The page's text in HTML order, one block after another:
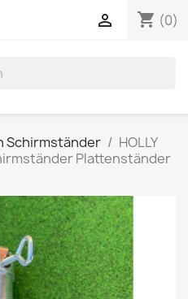
shopping_cart (0)

Schirmständer
HOLLY
Plattenständer